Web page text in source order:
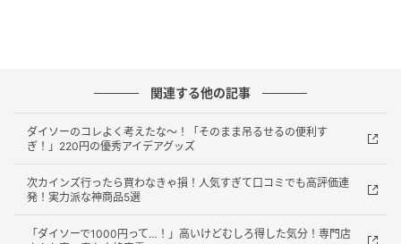
関連する他の記事
ダイソーのコレよく考えたな～！「そのまま吊るせるの便利す
ぎ！」220円の優秀アイデアグッズ
次カインズ行ったら買わなきゃ損！人気すぎて口コミでも高評価連
発！実力派な神商品5選
「ダイソーで1000円って…！」高いけどむしろ得した気分！専門店